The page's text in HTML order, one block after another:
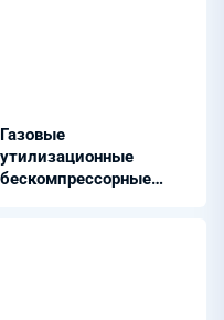
Газовые
утилизационные
бескомпрессорные